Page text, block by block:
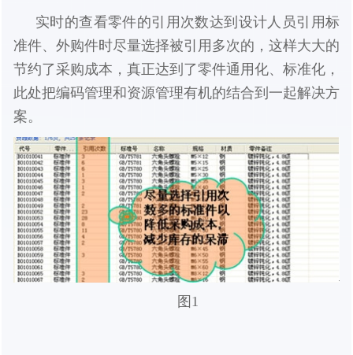
实时的查看零件的引用次数达到设计人员引用标
准件、外购件时尽量选择被引用多次的，这样大大的
节约了采购成本，真正达到了零件通用化、标准化，
此处把编码管理和资源管理有机的结合到一起解决方
案。
图1